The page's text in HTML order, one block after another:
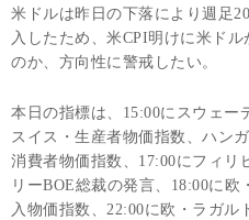
米ドルは昨日の下落により週足
入したため、米CPI明けに米ド
のか、方向性に警戒したい。
本日の指標は、15:00にスウェー
スイス・生産者物価指数、ハン
消費者物価指数、17:00にフィリ
リーBOE総裁の発言、18:00に欧
入物価指数、22:00に欧・ラガル